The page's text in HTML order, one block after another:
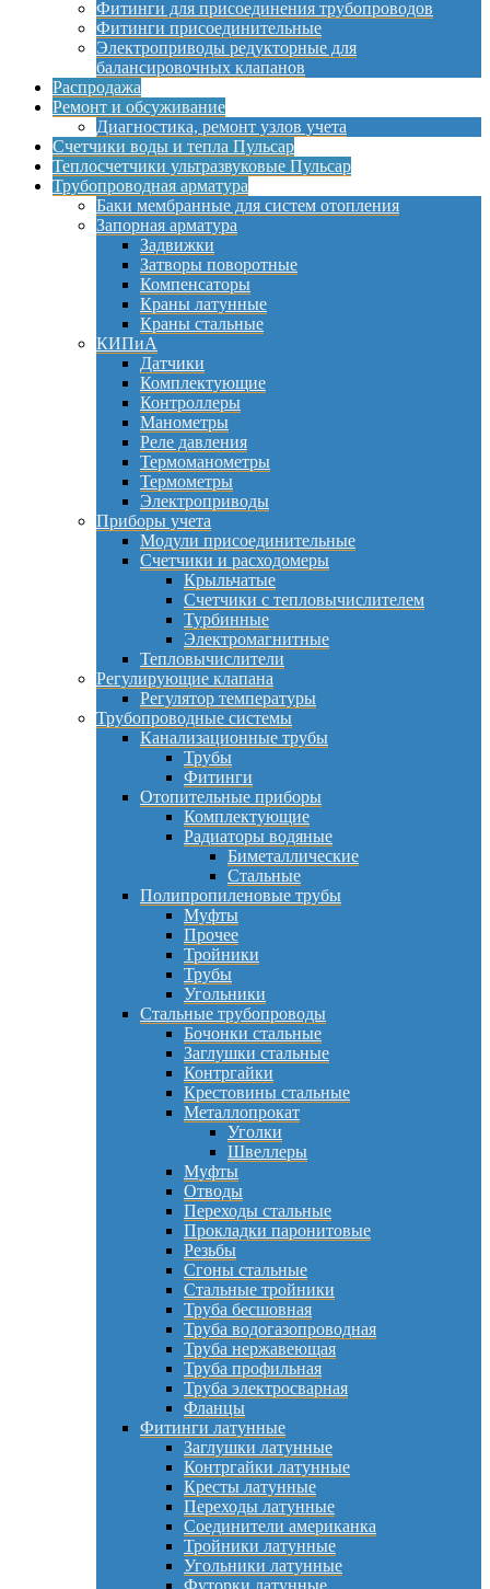
Фитинги для присоединения трубопроводов
Фитинги присоединительные
Электроприводы редукторные для
балансировочных клапанов
Распродажа
Ремонт и обсуживание
Диагностика, ремонт узлов учета
Счетчики воды и тепла Пульсар
Теплосчетчики ультразвуковые Пульсар
Трубопроводная арматура
Баки мембранные для систем отопления
Запорная арматура
Задвижки
Затворы поворотные
Компенсаторы
Краны латунные
Краны стальные
КИПиА
Датчики
Комплектующие
Контроллеры
Манометры
Реле давления
Термоманометры
Термометры
Электроприводы
Приборы учета
Модули присоединительные
Счетчики и расходомеры
Крыльчатые
Счетчики с тепловычислителем
Турбинные
Электромагнитные
Тепловычислители
Регулирующие клапана
Регулятор температуры
Трубопроводные системы
Канализационные трубы
Трубы
Фитинги
Отопительные приборы
Комплектующие
Радиаторы водяные
Биметаллические
Стальные
Полипропиленовые трубы
Муфты
Прочее
Тройники
Трубы
Угольники
Стальные трубопроводы
Бочонки стальные
Заглушки стальные
Контргайки
Крестовины стальные
Металлопрокат
Уголки
Швеллеры
Муфты
Отводы
Переходы стальные
Прокладки паронитовые
Резьбы
Сгоны стальные
Стальные тройники
Труба бесшовная
Труба водогазопроводная
Труба нержавеющая
Труба профильная
Труба электросварная
Фланцы
Фитинги латунные
Заглушки латунные
Контргайки латунные
Кресты латунные
Переходы латунные
Соединители американка
Тройники латунные
Угольники латунные
Футорки латунные